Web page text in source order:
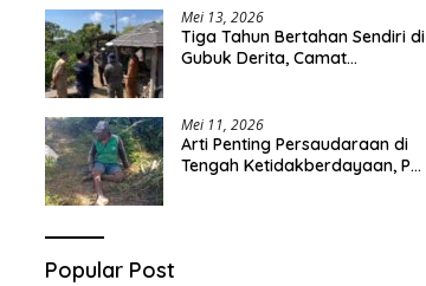
Mei 13, 2026
Tiga Tahun Bertahan Sendiri di
Gubuk Derita, Camat
Mei 11, 2026
Arti Penting Persaudaraan di
Tengah Ketidakberdayaan, Pak
Popular Post